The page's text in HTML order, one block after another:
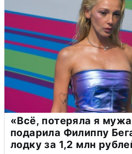
«Всё, потеряла я
подарила Филиппу
лодку за 1,2 млн